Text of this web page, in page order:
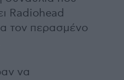
Radiohead
τον περασμένο
να